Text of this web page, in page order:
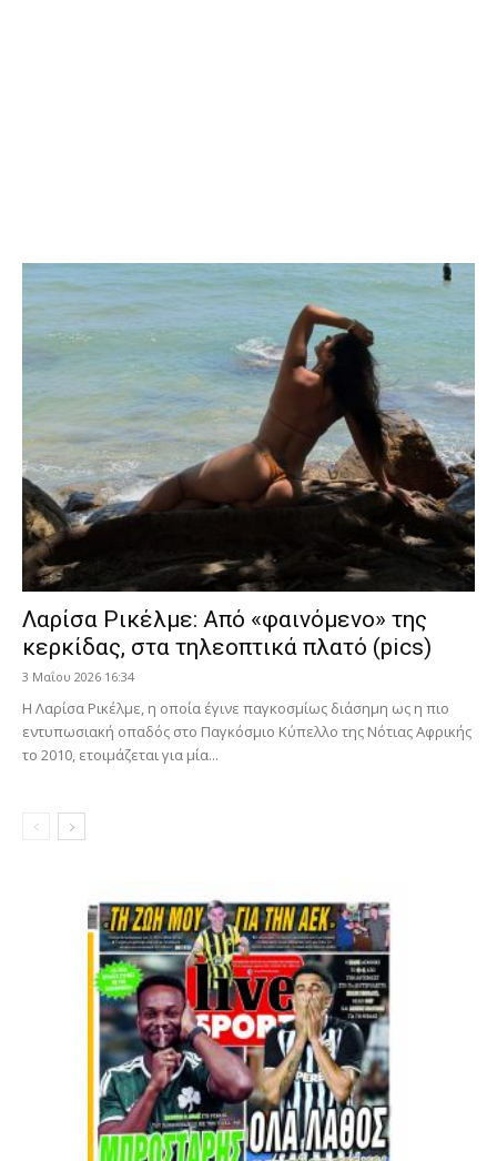
Λαρίσα Ρικέλμε: Από «φαινόμενο» της
κερκίδας, στα τηλεοπτικά πλατό (pics)
3 Μαΐου 2026 16:34
Η Λαρίσα Ρικέλμε, η οποία έγινε παγκοσμίως διάσημη ως η πιο
εντυπωσιακή οπαδός στο Παγκόσμιο Κύπελλο της Νότιας Αφρικής
το 2010, ετοιμάζεται για μία...